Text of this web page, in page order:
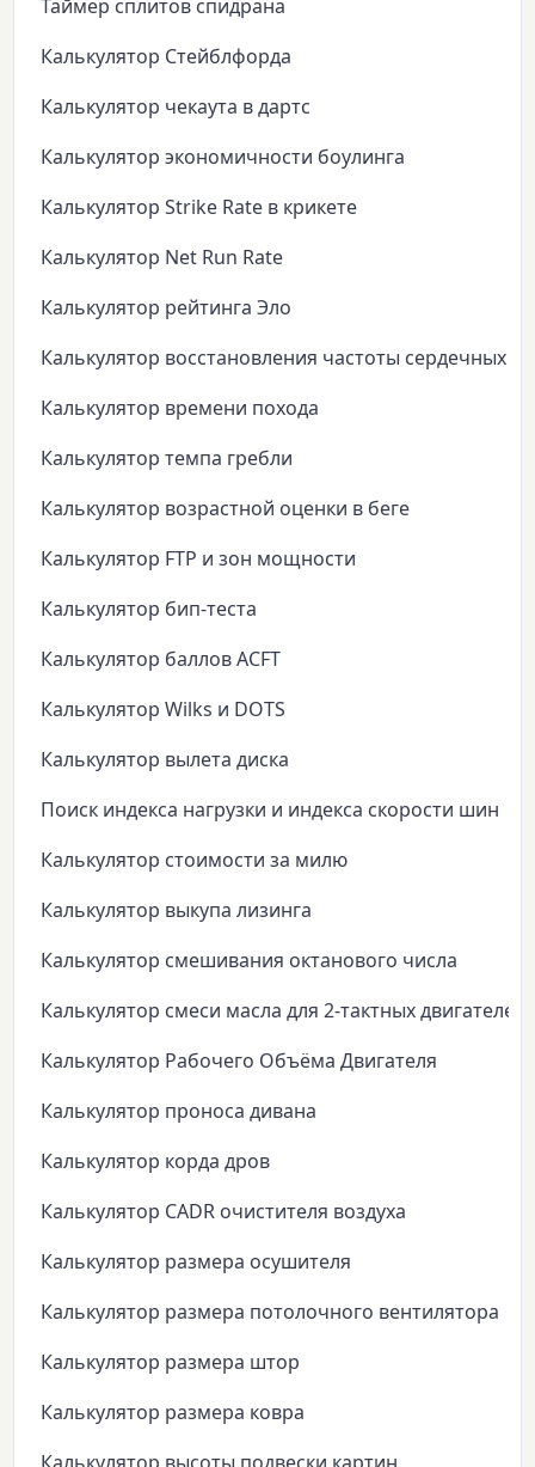
Таймер сплитов спидрана
Калькулятор Стейблфорда
Калькулятор чекаута в дартс
Калькулятор экономичности боулинга
Калькулятор Strike Rate в крикете
Калькулятор Net Run Rate
Калькулятор рейтинга Эло
Калькулятор восстановления частоты сердечных
Калькулятор времени похода
Калькулятор темпа гребли
Калькулятор возрастной оценки в беге
Калькулятор FTP и зон мощности
Калькулятор бип-теста
Калькулятор баллов ACFT
Калькулятор Wilks и DOTS
Калькулятор вылета диска
Поиск индекса нагрузки и индекса скорости шин
Калькулятор стоимости за милю
Калькулятор выкупа лизинга
Калькулятор смешивания октанового числа
Калькулятор смеси масла для 2-тактных двигателей
Калькулятор Рабочего Объёма Двигателя
Калькулятор проноса дивана
Калькулятор корда дров
Калькулятор CADR очистителя воздуха
Калькулятор размера осушителя
Калькулятор размера потолочного вентилятора
Калькулятор размера штор
Калькулятор размера ковра
Калькулятор высоты подвески картин